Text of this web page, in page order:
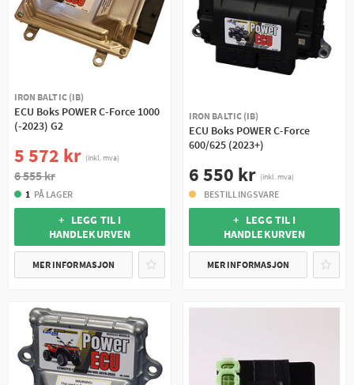
IRON BALTIC (IB)
ECU Boks POWER C-Force 1000
(-2023) G2
5 572 kr (inkl. mva)
6 555 kr
1 PÅ LAGER
+ LEGG TIL I
HANDLEKURVEN
MER INFORMASJON
IRON BALTIC (IB)
ECU Boks POWER C-Force
600/625 (2023+)
6 550 kr (inkl. mva)
BESTILLINGSVARE
+ LEGG TIL I
HANDLEKURVEN
MER INFORMASJON